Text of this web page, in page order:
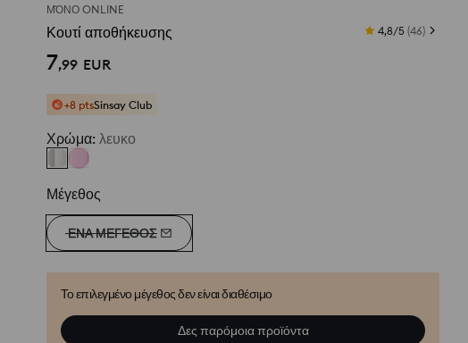
ΜΌΝΟ ONLINE
Κουτί αποθήκευσης 4,8/5 (46)
7,99 EUR
+8 ptsSinsay Club
Χρώμα: λευκο
Μέγεθος
ΈΝΑ ΜΈΓΕΘΟΣ
Το επιλεγμένο μέγεθος δεν είναι διαθέσιμο
Δες παρόμοια προϊόντα